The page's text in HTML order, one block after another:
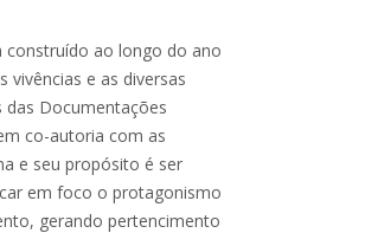
construído ao longo do ano
vivências e as diversas
das Documentações
co-autoria com as
e seu propósito é ser
em foco o protagonismo
gerando pertencimento